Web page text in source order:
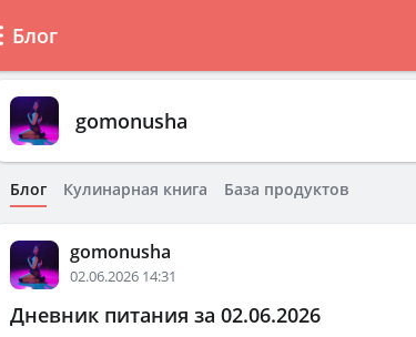
Блог
gomonusha
Блог Кулинарная книга База продуктов
gomonusha
02.06.2026 14:31
Дневник питания за 02.06.2026